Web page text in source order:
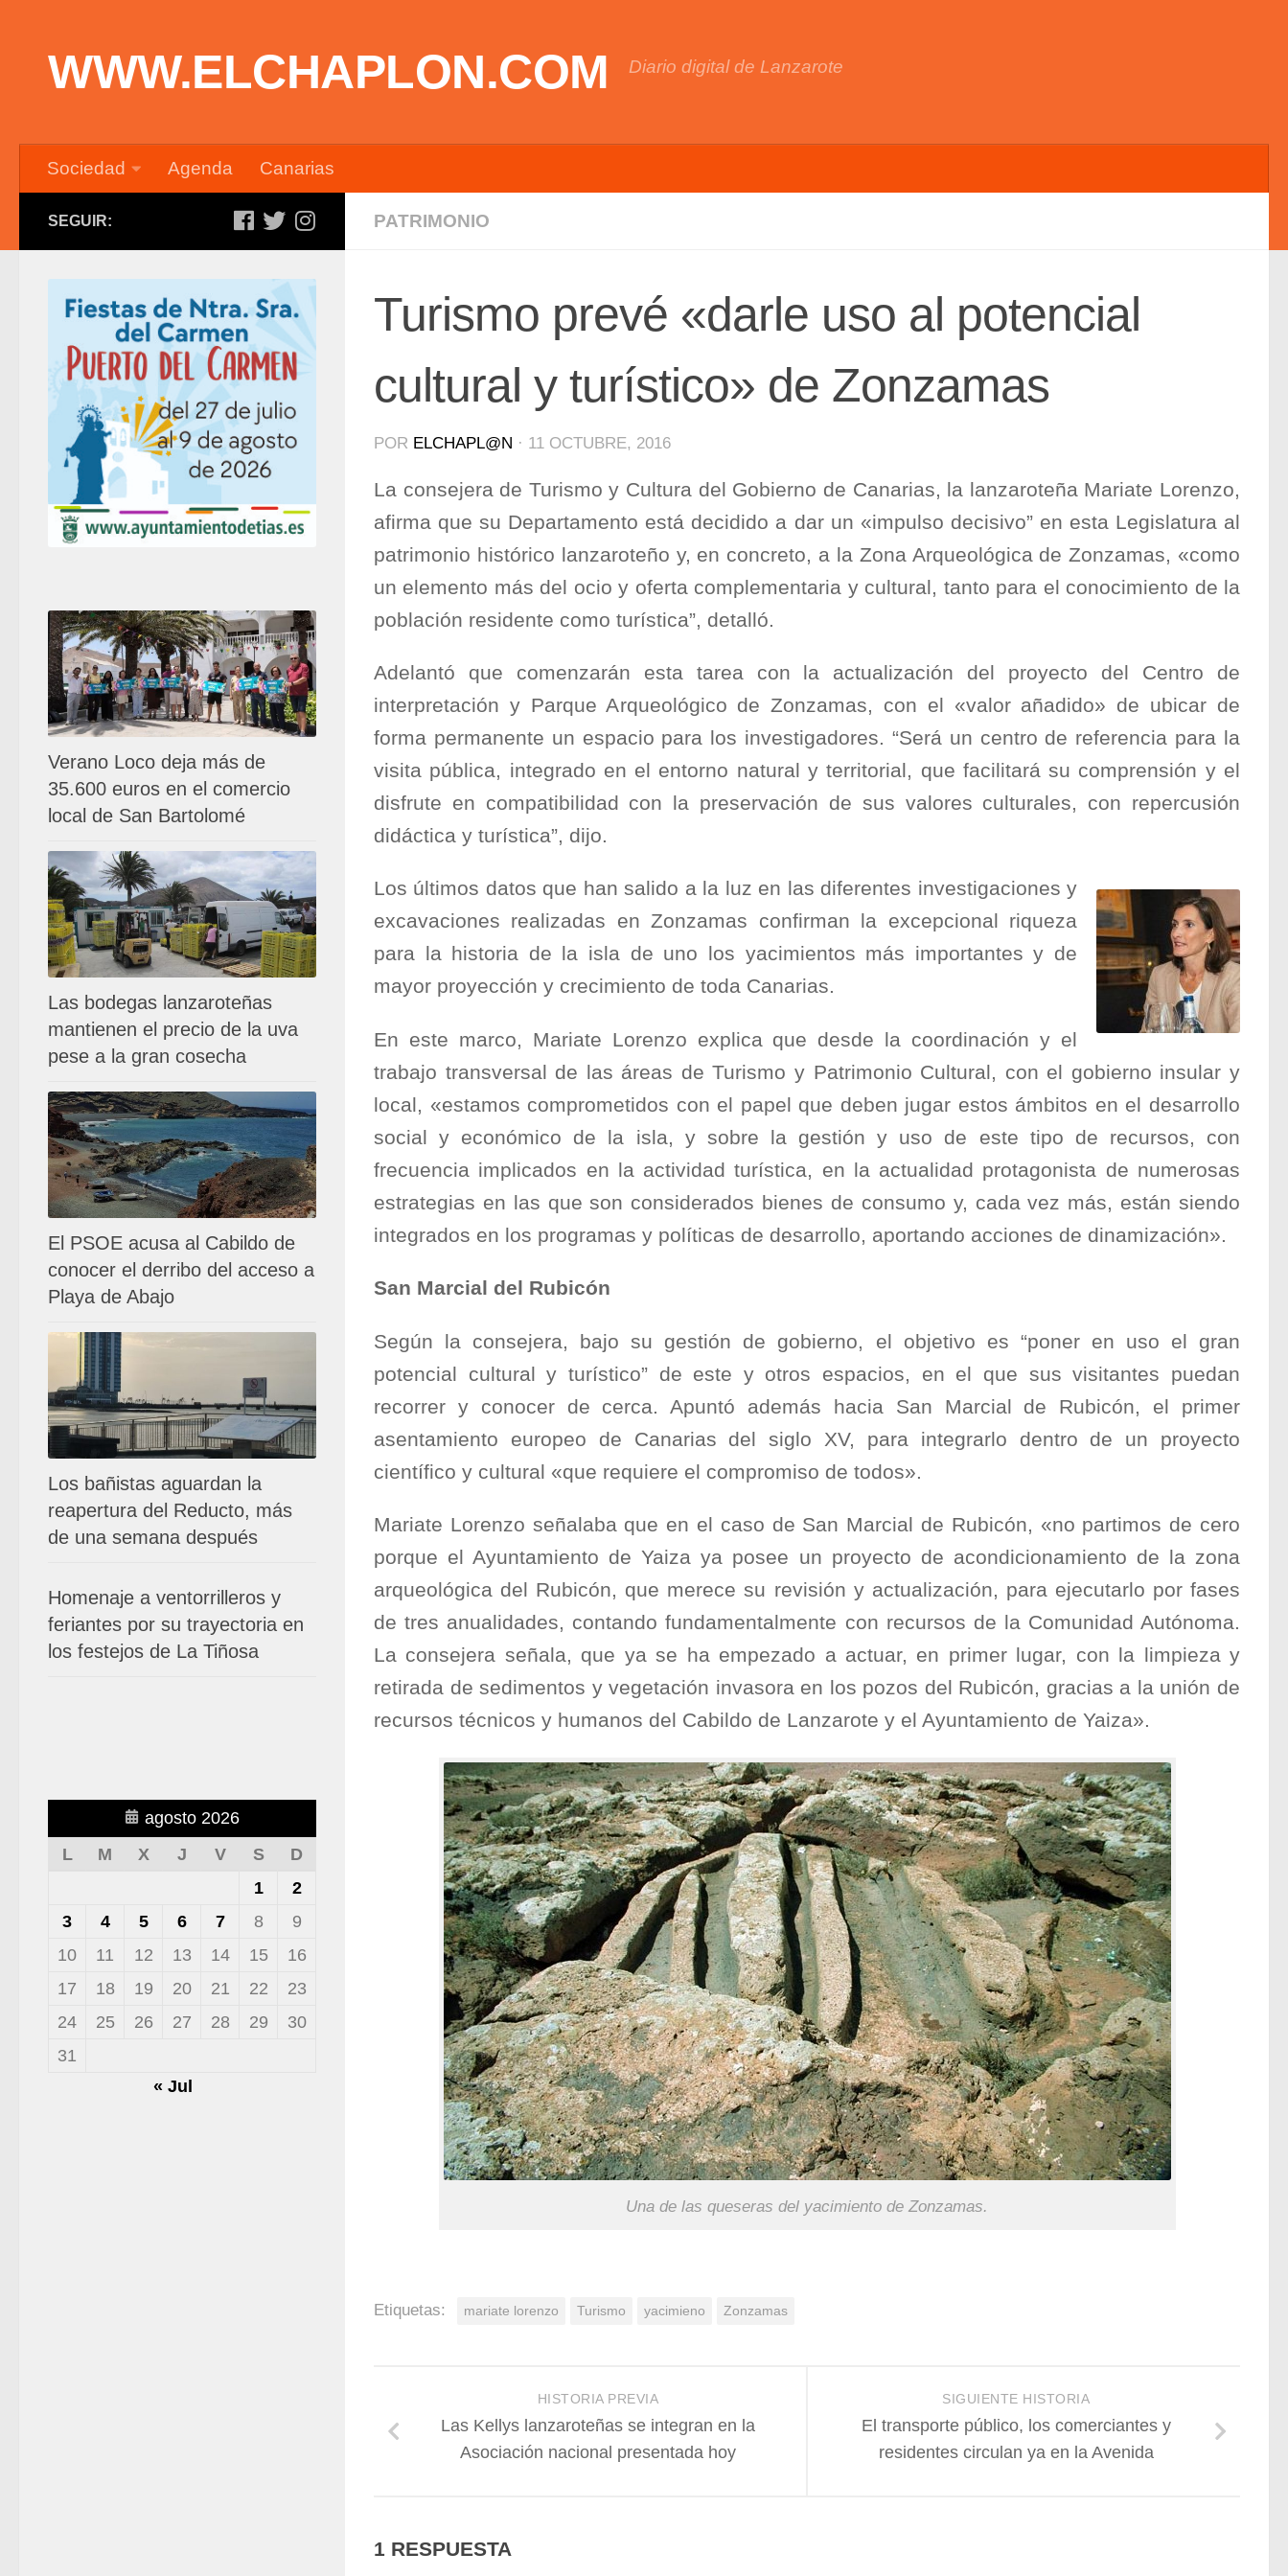
WWW.ELCHAPLON.COM Diario digital de Lanzarote
Sociedad Agenda Canarias
PATRIMONIO
Turismo prevé «darle uso al potencial
cultural y turístico» de Zonzamas
POR ELCHAPL@N · 11 OCTUBRE, 2016
La consejera de Turismo y Cultura del Gobierno de Canarias, la lanzaroteña Mariate Lorenzo,
afirma que su Departamento está decidido a dar un «impulso decisivo” en esta Legislatura al
patrimonio histórico lanzaroteño y, en concreto, a la Zona Arqueológica de Zonzamas, «como
un elemento más del ocio y oferta complementaria y cultural, tanto para el conocimiento de la
población residente como turística”, detalló.
Adelantó que comenzarán esta tarea con la actualización del proyecto del Centro de
interpretación y Parque Arqueológico de Zonzamas, con el «valor añadido» de ubicar de
forma permanente un espacio para los investigadores. “Será un centro de referencia para la
visita pública, integrado en el entorno natural y territorial, que facilitará su comprensión y el
disfrute en compatibilidad con la preservación de sus valores culturales, con repercusión
didáctica y turística”, dijo.
Los últimos datos que han salido a la luz en las diferentes investigaciones y
excavaciones realizadas en Zonzamas confirman la excepcional riqueza
para la historia de la isla de uno los yacimientos más importantes y de
mayor proyección y crecimiento de toda Canarias.
En este marco, Mariate Lorenzo explica que desde la coordinación y el
trabajo transversal de las áreas de Turismo y Patrimonio Cultural, con el gobierno insular y
local, «estamos comprometidos con el papel que deben jugar estos ámbitos en el desarrollo
social y económico de la isla, y sobre la gestión y uso de este tipo de recursos, con
frecuencia implicados en la actividad turística, en la actualidad protagonista de numerosas
estrategias en las que son considerados bienes de consumo y, cada vez más, están siendo
integrados en los programas y políticas de desarrollo, aportando acciones de dinamización».
San Marcial del Rubicón
Según la consejera, bajo su gestión de gobierno, el objetivo es “poner en uso el gran
potencial cultural y turístico” de este y otros espacios, en el que sus visitantes puedan
recorrer y conocer de cerca. Apuntó además hacia San Marcial de Rubicón, el primer
asentamiento europeo de Canarias del siglo XV, para integrarlo dentro de un proyecto
científico y cultural «que requiere el compromiso de todos».
Mariate Lorenzo señalaba que en el caso de San Marcial de Rubicón, «no partimos de cero
porque el Ayuntamiento de Yaiza ya posee un proyecto de acondicionamiento de la zona
arqueológica del Rubicón, que merece su revisión y actualización, para ejecutarlo por fases
de tres anualidades, contando fundamentalmente con recursos de la Comunidad Autónoma.
La consejera señala, que ya se ha empezado a actuar, en primer lugar, con la limpieza y
retirada de sedimentos y vegetación invasora en los pozos del Rubicón, gracias a la unión de
recursos técnicos y humanos del Cabildo de Lanzarote y el Ayuntamiento de Yaiza».
Una de las queseras del yacimiento de Zonzamas.
Etiquetas: mariate lorenzo Turismo yacimieno Zonzamas
SIGUIENTE HISTORIA
El transporte público, los comerciantes y
residentes circulan ya en la Avenida
HISTORIA PREVIA
Las Kellys lanzaroteñas se integran en la
Asociación nacional presentada hoy
1 RESPUESTA
SEGUIR:
Verano Loco deja más de
35.600 euros en el comercio
local de San Bartolomé
Las bodegas lanzaroteñas
mantienen el precio de la uva
pese a la gran cosecha
El PSOE acusa al Cabildo de
conocer el derribo del acceso a
Playa de Abajo
Los bañistas aguardan la
reapertura del Reducto, más
de una semana después
Homenaje a ventorrilleros y
feriantes por su trayectoria en
los festejos de La Tiñosa
agosto 2026
L
M X J V S
D
1
2
3
4 5 6 7 8
9
10
11 12 13 14 15
16
17
18 19 20 21 22
23
24
25 26 27 28 29
30
31
« Jul